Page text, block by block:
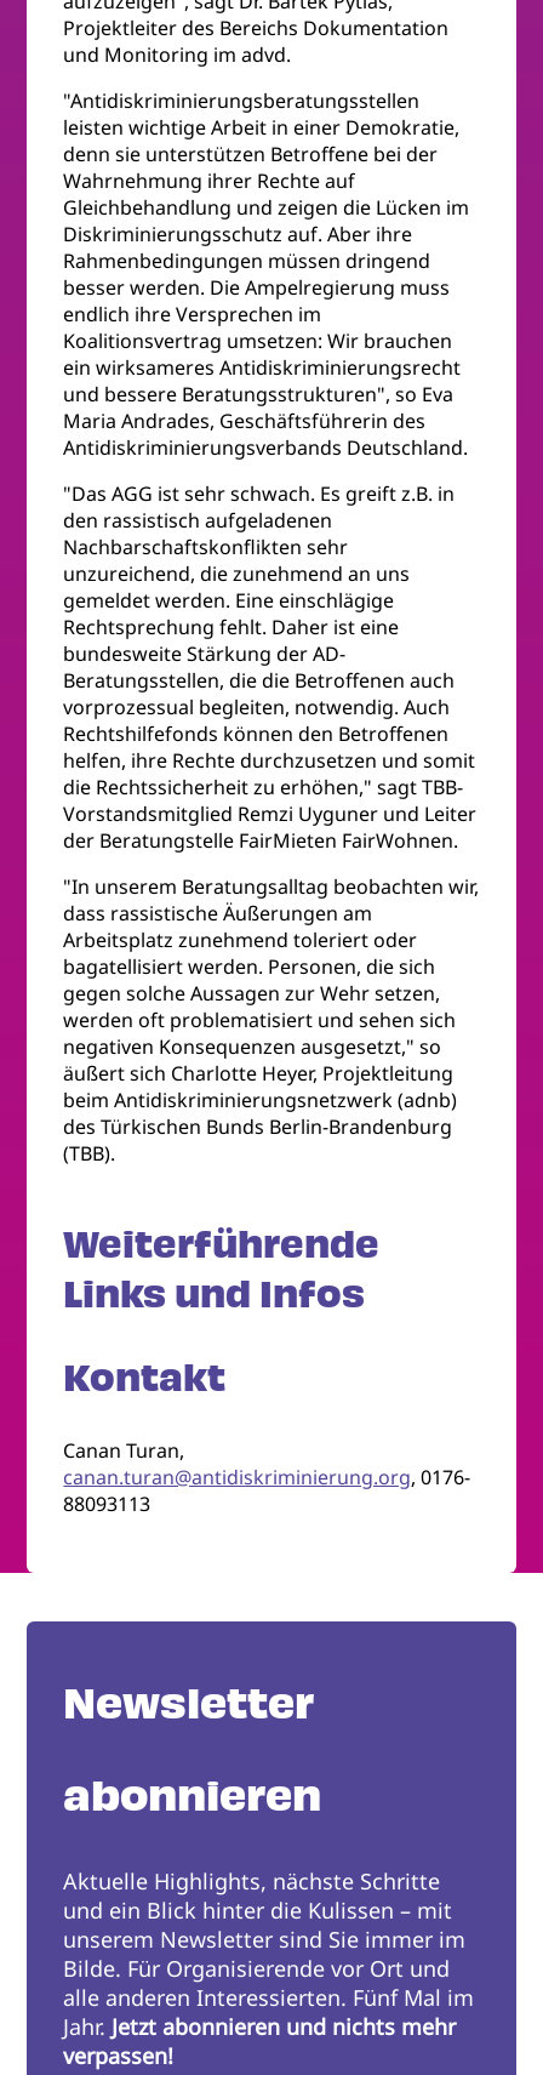
Projektleiter des Bereichs Dokumentation
und Monitoring im advd.
"Antidiskriminierungsberatungsstellen
leisten wichtige Arbeit in einer Demokratie,
denn sie unterstützen Betroffene bei der
Wahrnehmung ihrer Rechte auf
Gleichbehandlung und zeigen die Lücken im
Diskriminierungsschutz auf. Aber ihre
Rahmenbedingungen müssen dringend
besser werden. Die Ampelregierung muss
endlich ihre Versprechen im
Koalitionsvertrag umsetzen: Wir brauchen
ein wirksameres Antidiskriminierungsrecht
und bessere Beratungsstrukturen", so Eva
Maria Andrades, Geschäftsführerin des
Antidiskriminierungsverbands Deutschland.
"Das AGG ist sehr schwach. Es greift z.B. in
den rassistisch aufgeladenen
Nachbarschaftskonflikten sehr
unzureichend, die zunehmend an uns
gemeldet werden. Eine einschlägige
Rechtsprechung fehlt. Daher ist eine
bundesweite Stärkung der AD-
Beratungsstellen, die die Betroffenen auch
vorprozessual begleiten, notwendig. Auch
Rechtshilfefonds können den Betroffenen
helfen, ihre Rechte durchzusetzen und somit
die Rechtssicherheit zu erhöhen," sagt TBB-
Vorstandsmitglied Remzi Uyguner und Leiter
der Beratungstelle FairMieten FairWohnen.
"In unserem Beratungsalltag beobachten wir,
dass rassistische Äußerungen am
Arbeitsplatz zunehmend toleriert oder
bagatellisiert werden. Personen, die sich
gegen solche Aussagen zur Wehr setzen,
werden oft problematisiert und sehen sich
negativen Konsequenzen ausgesetzt," so
äußert sich Charlotte Heyer, Projektleitung
beim Antidiskriminierungsnetzwerk (adnb)
des Türkischen Bunds Berlin-Brandenburg
(TBB).
Weiterführende
Links und Infos
Kontakt
Canan Turan,
canan.turan@antidiskriminierung.org, 0176-
88093113
Newsletter
abonnieren
Aktuelle Highlights, nächste Schritte
und ein Blick hinter die Kulissen – mit
unserem Newsletter sind Sie immer im
Bilde. Für Organisierende vor Ort und
alle anderen Interessierten. Fünf Mal im
Jahr. Jetzt abonnieren und nichts mehr
verpassen!